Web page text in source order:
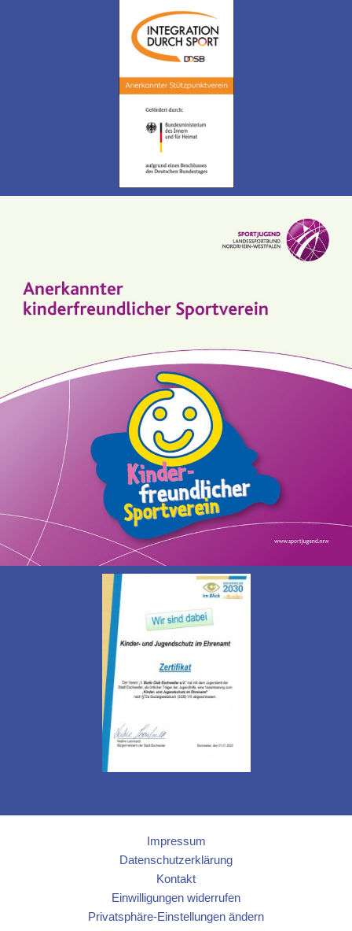
Impressum
Datenschutzerklärung
Kontakt
Einwilligungen widerrufen
Privatsphäre-Einstellungen ändern